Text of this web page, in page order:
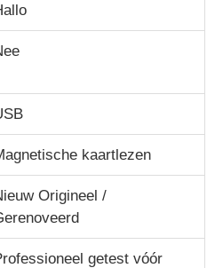
kaartlezen
Origineel /
getest vóór